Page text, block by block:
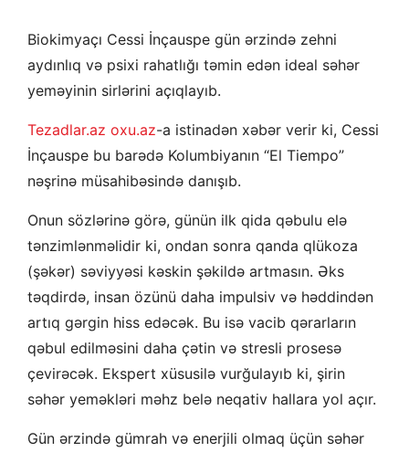
Biokimyaçı Cessi İnçauspe gün ərzində zehni
aydınlıq və psixi rahatlığı təmin edən ideal səhər
yeməyinin sirlərini açıqlayıb.
Tezadlar.az oxu.az-a istinadən xəbər verir ki, Cessi
İnçauspe bu barədə Kolumbiyanın “El Tiempo”
nəşrinə müsahibəsində danışıb.
Onun sözlərinə görə, günün ilk qida qəbulu elə
tənzimlənməlidir ki, ondan sonra qanda qlükoza
(şəkər) səviyyəsi kəskin şəkildə artmasın. Əks
təqdirdə, insan özünü daha impulsiv və həddindən
artıq gərgin hiss edəcək. Bu isə vacib qərarların
qəbul edilməsini daha çətin və stresli prosesə
çevirəcək. Ekspert xüsusilə vurğulayıb ki, şirin
səhər yeməkləri məhz belə neqativ hallara yol açır.
Gün ərzində gümrah və enerjili olmaq üçün səhər